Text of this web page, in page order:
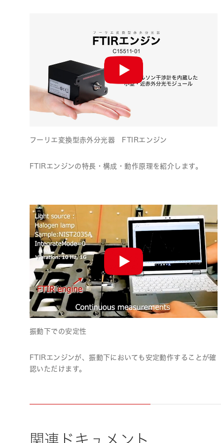
フーリエ変換型赤外分光器 FTIRエンジン
FTIRエンジンの特長・構成・動作原理を紹介します。
振動下での安定性
FTIRエンジンが、振動下においても安定動作することが確
認いただけます。
関連ドキュメント